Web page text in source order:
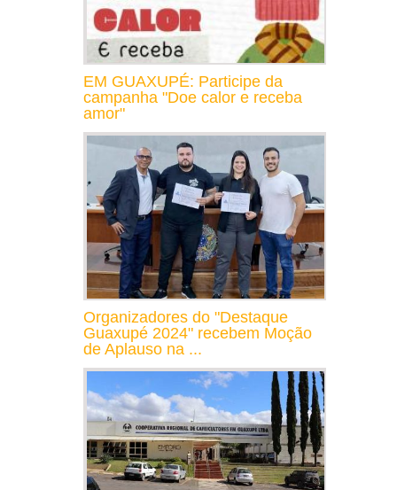
EM GUAXUPÉ: Participe da
campanha "Doe calor e receba
amor"
Organizadores do "Destaque
Guaxupé 2024" recebem Moção
de Aplauso na ...